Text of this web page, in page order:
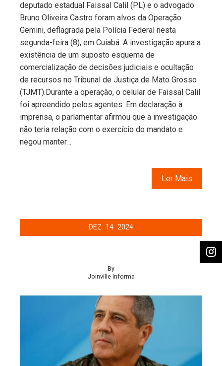
deputado estadual Faissal Calil (PL) e o advogado
Bruno Oliveira Castro foram alvos da Operação
Gemini, deflagrada pela Polícia Federal nesta
segunda-feira (8), em Cuiabá. A investigação apura a
existência de um suposto esquema de
comercialização de decisões judiciais e ocultação
de recursos no Tribunal de Justiça de Mato Grosso
(TJMT).Durante a operação, o celular de Faissal Calil
foi apreendido pelos agentes. Em declaração à
imprensa, o parlamentar afirmou que a investigação
não teria relação com o exercício do mandato e
negou manter…
Ler Mais
DEZ 14 2024
By
Joinville Informa